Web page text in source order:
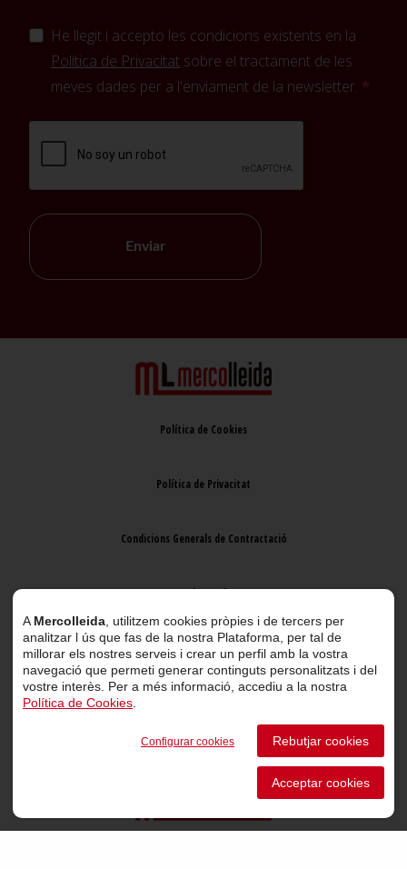
He llegit i accepto les condicions existents en la
Política de Privacitat sobre el tractament de les
meves dades per a l'enviament de la newsletter.
Enviar
Política de Cookies
Política de Privacitat
Condicions Generals de Contractació
Avís Legal
© 2026 Mercolleida. Tots els drets reservats.
ACTIUM Digital
A Mercolleida , utilitzem cookies pròpies i de tercers per
analitzar l ús que fas de la nostra Plataforma, per tal de
millorar els nostres serveis i crear un perfil amb la vostra
navegació que permeti generar continguts personalitzats i del
vostre interès. Per a més informació, accediu a la nostra
Política de Cookies
Configurar cookies Rebutjar cookies
Acceptar cookies